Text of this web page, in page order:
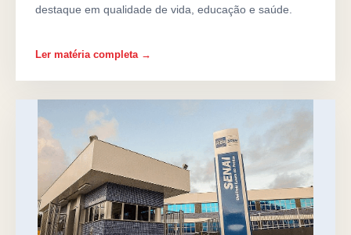
destaque em qualidade de vida, educação e saúde.
Ler matéria completa →